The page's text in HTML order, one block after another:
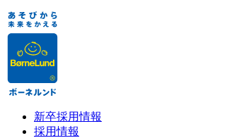
新卒採用情報
採用情報